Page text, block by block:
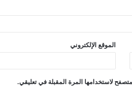
الموقع الإلكتروني
لاستخدامها المرة المقبلة في تعليقي.